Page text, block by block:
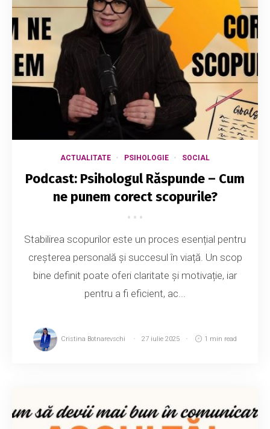
ACTUALITATE PSIHOLOGIE SOCIAL
Podcast: Psihologul Răspunde – Cum
ne punem corect scopurile?
Stabilirea scopurilor este un proces esențial pentru
creșterea personală și succesul în viață. Un scop
bine definit poate oferi claritate și motivație, iar
pentru a fi eficient, ac...
Cristina Botnarevschi 27 iulie 2025 1 min read